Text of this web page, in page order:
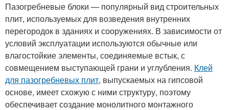
Пазогребневые блоки — популярный вид строительных
плит, используемых для возведения внутренних
перегородок в зданиях и сооружениях. В зависимости от
условий эксплуатации используются обычные или
влагостойкие элементы, соединяемые встык, с
совмещением выступающей грани и углубления. Клей
для пазогребневых плит, выпускаемых на гипсовой
основе, имеет схожую с ними структуру, поэтому
обеспечивает создание монолитного монтажного